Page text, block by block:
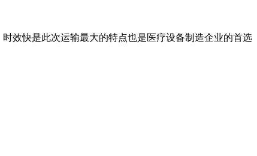
效快是此次运输最大的特点也是医疗设备制造企业的首选